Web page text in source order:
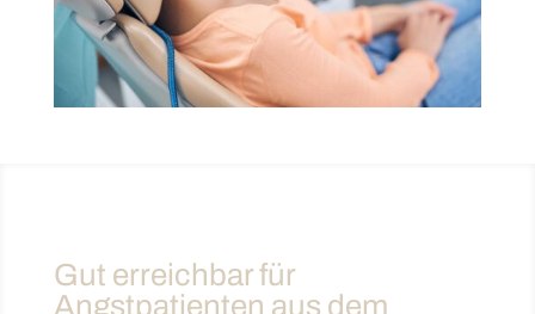
Gut erreichbar für
Angstpatienten aus dem